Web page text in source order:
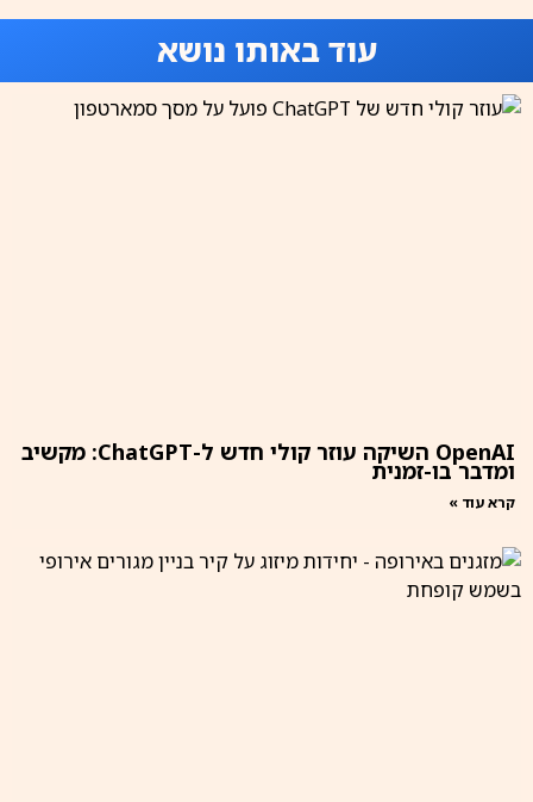
עוד באותו נושא
OpenAI השיקה עוזר קולי חדש ל-ChatGPT: מקשיב
ומדבר בו-זמנית
קרא עוד »